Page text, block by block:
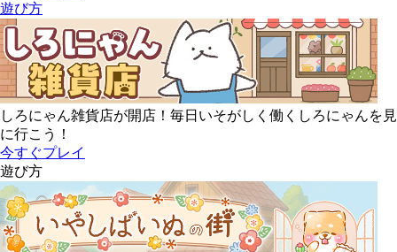
遊び方
しろにゃん雑貨店が開店！毎日いそがしく働くしろにゃんを見
に行こう！
今すぐプレイ
遊び方